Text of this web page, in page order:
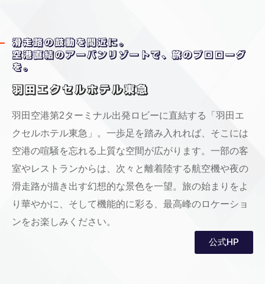
滑走路の鼓動を間近に。
空港直結のアーバンリゾートで、旅のプロローグ
を。
羽田エクセルホテル東急
羽田空港第2ターミナル出発ロビーに直結する「羽田エ
クセルホテル東急」。一歩足を踏み入れれば、そこには
空港の喧騒を忘れる上質な空間が広がります。一部の客
室やレストランからは、次々と離着陸する航空機や夜の
滑走路が描き出す幻想的な景色を一望。旅の始まりをよ
り華やかに、そして機能的に彩る、最高峰のロケーショ
ンをお楽しみください。
公式HP